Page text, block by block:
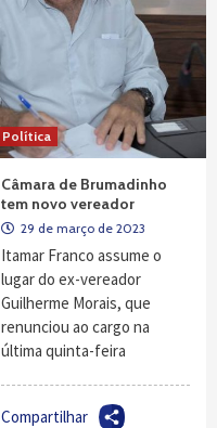
Política
Câmara de Brumadinho
tem novo vereador
29 de março de 2023
Itamar Franco assume o
lugar do ex-vereador
Guilherme Morais, que
renunciou ao cargo na
última quinta-feira
Compartilhar